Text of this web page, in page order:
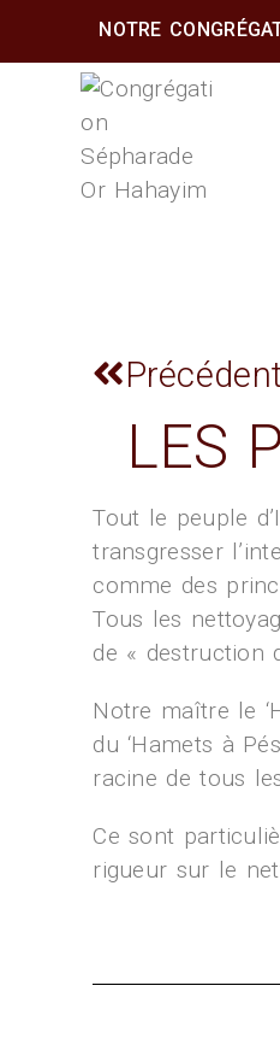
NOTRE
Précédent
LES
Tout le peuple
transgresser
comme des
Tous les
de « destruction
Notre maître le
du ‘Hamets à
racine de tous
Ce sont
rigueur sur le